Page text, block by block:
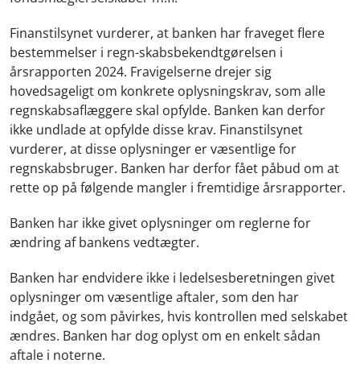
Finanstilsynet vurderer, at banken har fraveget flere
bestemmelser i regn-skabsbekendtgørelsen i
årsrapporten 2024. Fravigelserne drejer sig
hovedsageligt om konkrete oplysningskrav, som alle
regnskabsaflæggere skal opfylde. Banken kan derfor
ikke undlade at opfylde disse krav. Finanstilsynet
vurderer, at disse oplysninger er væsentlige for
regnskabsbruger. Banken har derfor fået påbud om at
rette op på følgende mangler i fremtidige årsrapporter.
Banken har ikke givet oplysninger om reglerne for
ændring af bankens vedtægter.
Banken har endvidere ikke i ledelsesberetningen givet
oplysninger om væsentlige aftaler, som den har
indgået, og som påvirkes, hvis kontrollen med selskabet
ændres. Banken har dog oplyst om en enkelt sådan
aftale i noterne.